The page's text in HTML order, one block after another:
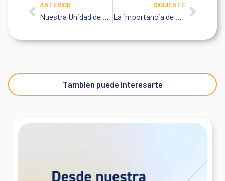
Prev
ANTERIOR
Nuestra Unidad de Salud Móvil en acción
SIGUIENTE
La importancia de vacunar en tu empresa Next
También puede interesarte